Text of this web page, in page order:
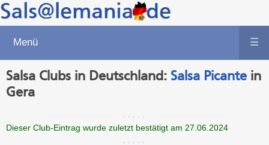
Menü ☰
Salsa Clubs in Deutschland: Salsa Picante in
Gera
Dieser Club-Eintrag wurde zuletzt bestätigt am 27.06.2024